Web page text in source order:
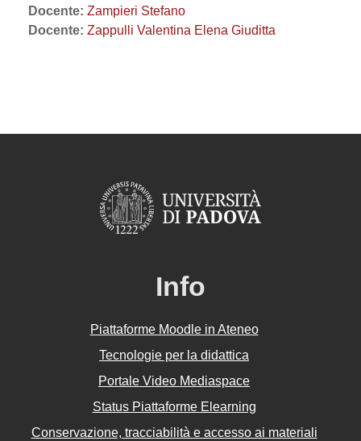
Docente: Zampieri Stefano
Docente: Zappulli Valentina Elena Giuditta
Info
Piattaforme Moodle in Ateneo
Tecnologie per la didattica
Portale Video Mediaspace
Status Piattaforme Elearning
Conservazione, tracciabilità e accesso ai materiali